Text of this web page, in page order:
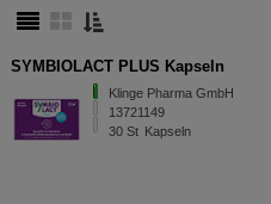
SYMBIOLACT PLUS Kapseln
Klinge Pharma GmbH
13721149
30 St Kapseln